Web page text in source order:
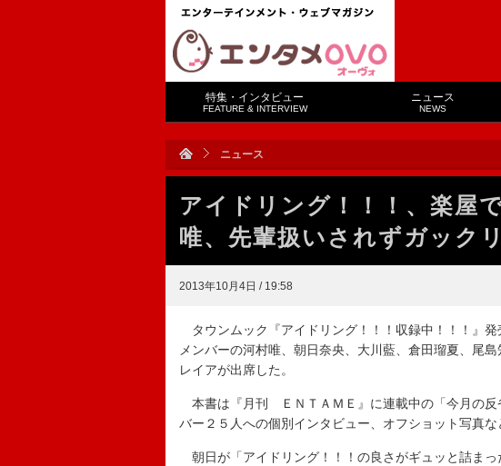
特集・インタビュー
FEATURE & INTERVIEW
ニュース
NEWS
ニュース
アイドリング！！！、楽屋
唯、先輩扱いされずガックリ
2013年10月4日 / 19:58
タウンムック『アイドリング！！！収録中！！！』発
メンバーの河村唯、朝日奈央、大川藍、倉田瑠夏、尾
レイアが出席した。
本書は『月刊 ＥＮＴＡＭＥ』に連載中の「今月の反
バー２５人への個別インタビュー、オフショット写真な
朝日が「アイドリング！！！の良さがギュッと詰ま